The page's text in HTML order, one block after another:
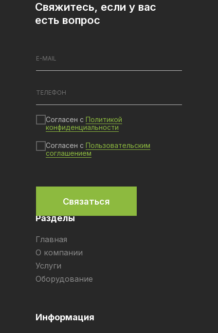
Разделы
Информация
Главная
О компании
Услуги
Оборудование
Согласен с Политикой
конфиденциальности
Согласен с Пользовательским
соглашением
Связаться
Свяжитесь, если у вас
есть вопрос